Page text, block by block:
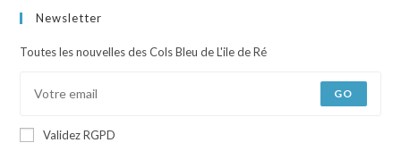
Newsletter
Toutes les nouvelles des Cols Bleu de L'ile de Ré
GO
Validez RGPD